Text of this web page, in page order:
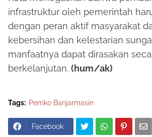
infrastruktur oleh pemerintah
dengan peran aktif masyarakat
kebersihan dan kelestarian
manfaatnya dapat dirasakan
berkelanjutan. (hum/ak)
Tags: Pemko Banjarmasin
Facebook